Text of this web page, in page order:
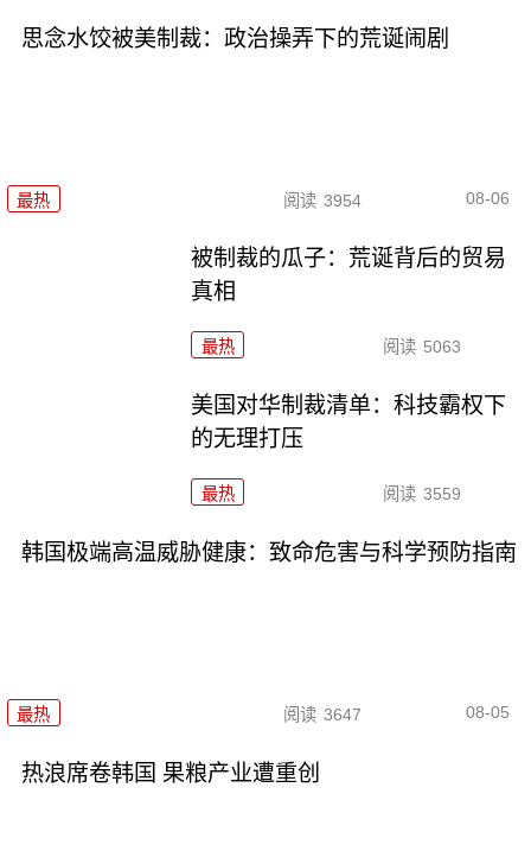
思念水饺被美制裁：政治操弄下的荒诞闹剧
最热 阅读 3954 08-06
被制裁的瓜子：荒诞背后的贸易
真相
最热 阅读 5063
美国对华制裁清单：科技霸权下
的无理打压
最热 阅读 3559
韩国极端高温威胁健康：致命危害与科学预防指南
最热 阅读 3647 08-05
热浪席卷韩国 果粮产业遭重创